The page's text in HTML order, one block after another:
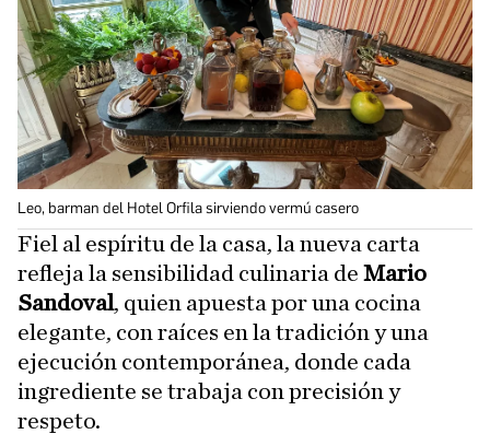
Leo, barman del Hotel Orfila sirviendo vermú casero
Fiel al espíritu de la casa, la nueva carta
refleja la sensibilidad culinaria de Mario
Sandoval, quien apuesta por una cocina
elegante, con raíces en la tradición y una
ejecución contemporánea, donde cada
ingrediente se trabaja con precisión y
respeto.